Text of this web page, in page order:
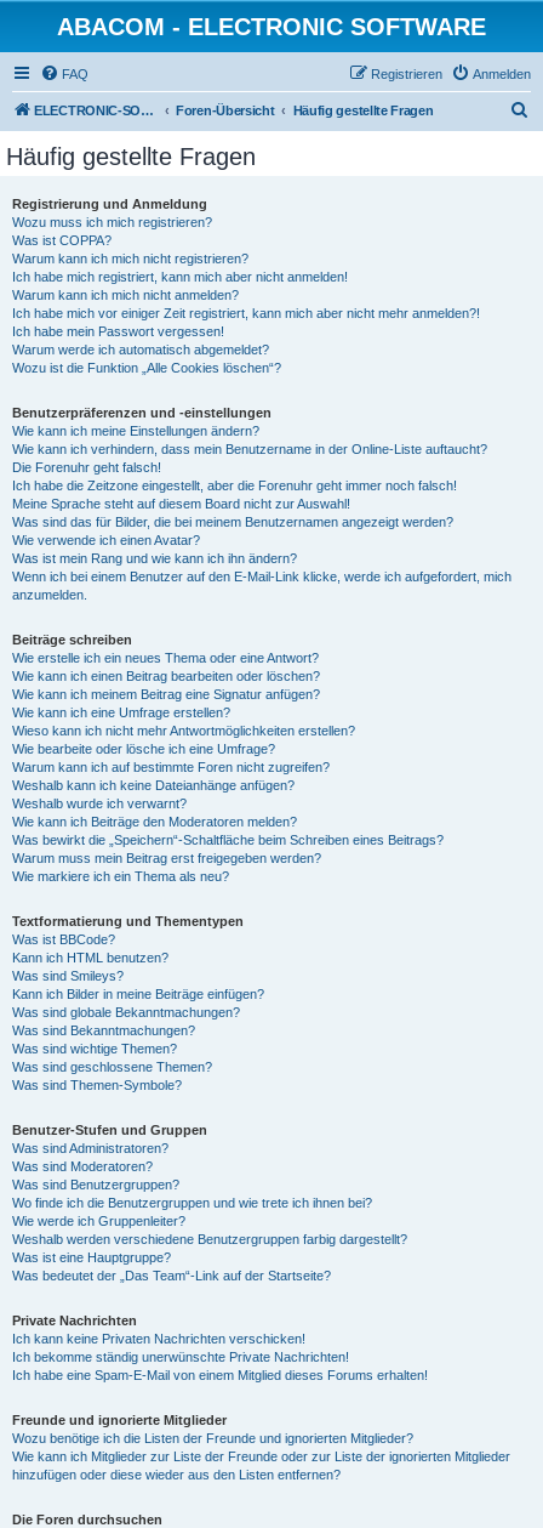
ABACOM - ELECTRONIC SOFTWARE
FAQ Anmelden
Registrieren
ELECTRONIC-SOFWARE-SHOP Foren-Übersicht Häufig gestellte Fragen
Häufig gestellte Fragen
Registrierung und Anmeldung
Wozu muss ich mich registrieren?
Was ist COPPA?
Warum kann ich mich nicht registrieren?
Ich habe mich registriert, kann mich aber nicht anmelden!
Warum kann ich mich nicht anmelden?
Ich habe mich vor einiger Zeit registriert, kann mich aber nicht mehr anmelden?!
Ich habe mein Passwort vergessen!
Warum werde ich automatisch abgemeldet?
Wozu ist die Funktion „Alle Cookies löschen“?
Benutzerpräferenzen und -einstellungen
Wie kann ich meine Einstellungen ändern?
Wie kann ich verhindern, dass mein Benutzername in der Online-Liste auftaucht?
Die Forenuhr geht falsch!
Ich habe die Zeitzone eingestellt, aber die Forenuhr geht immer noch falsch!
Meine Sprache steht auf diesem Board nicht zur Auswahl!
Was sind das für Bilder, die bei meinem Benutzernamen angezeigt werden?
Wie verwende ich einen Avatar?
Was ist mein Rang und wie kann ich ihn ändern?
Wenn ich bei einem Benutzer auf den E-Mail-Link klicke, werde ich aufgefordert, mich
anzumelden.
Beiträge schreiben
Wie erstelle ich ein neues Thema oder eine Antwort?
Wie kann ich einen Beitrag bearbeiten oder löschen?
Wie kann ich meinem Beitrag eine Signatur anfügen?
Wie kann ich eine Umfrage erstellen?
Wieso kann ich nicht mehr Antwortmöglichkeiten erstellen?
Wie bearbeite oder lösche ich eine Umfrage?
Warum kann ich auf bestimmte Foren nicht zugreifen?
Weshalb kann ich keine Dateianhänge anfügen?
Weshalb wurde ich verwarnt?
Wie kann ich Beiträge den Moderatoren melden?
Was bewirkt die „Speichern“-Schaltfläche beim Schreiben eines Beitrags?
Warum muss mein Beitrag erst freigegeben werden?
Wie markiere ich ein Thema als neu?
Textformatierung und Thementypen
Was ist BBCode?
Kann ich HTML benutzen?
Was sind Smileys?
Kann ich Bilder in meine Beiträge einfügen?
Was sind globale Bekanntmachungen?
Was sind Bekanntmachungen?
Was sind wichtige Themen?
Was sind geschlossene Themen?
Was sind Themen-Symbole?
Benutzer-Stufen und Gruppen
Was sind Administratoren?
Was sind Moderatoren?
Was sind Benutzergruppen?
Wo finde ich die Benutzergruppen und wie trete ich ihnen bei?
Wie werde ich Gruppenleiter?
Weshalb werden verschiedene Benutzergruppen farbig dargestellt?
Was ist eine Hauptgruppe?
Was bedeutet der „Das Team“-Link auf der Startseite?
Private Nachrichten
Ich kann keine Privaten Nachrichten verschicken!
Ich bekomme ständig unerwünschte Private Nachrichten!
Ich habe eine Spam-E-Mail von einem Mitglied dieses Forums erhalten!
Freunde und ignorierte Mitglieder
Wozu benötige ich die Listen der Freunde und ignorierten Mitglieder?
Wie kann ich Mitglieder zur Liste der Freunde oder zur Liste der ignorierten Mitglieder
hinzufügen oder diese wieder aus den Listen entfernen?
Die Foren durchsuchen